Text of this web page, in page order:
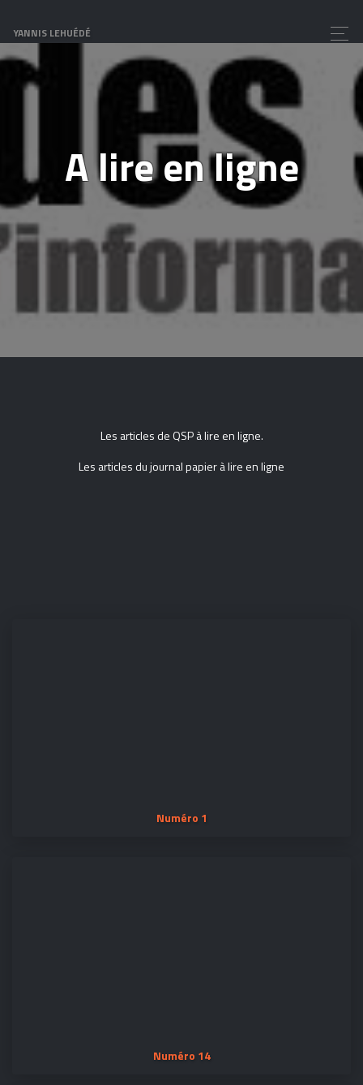
YANNIS LEHUÉDÉ
A lire en ligne
Les articles de QSP à lire en ligne.
Les articles du journal papier à lire en ligne
Numéro 1
Numéro 14